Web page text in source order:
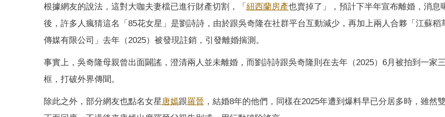
根據網友的說法，這對大咖夫妻檔已進行財產切割，「 紐西蘭房產也賣掉了」，預計下半年宣布離婚，消息
後，許多人瘋猜這名「85花女星」是劉詩詩，由於跟吳奇隆在社群平台互動減少，再加上兩人合夥「江蘇稻
傳媒有限公司」去年（2025）被發現註銷，引發離婚揣測。
事實上，吳奇隆母親曾出面闢謠，澄清兩人並未離婚，而劉詩詩跟吳奇隆則在去年（2025）6月被拍到一家
框，打破外界傳聞。
除此之外，部分網友也點名女星唐嫣跟羅晉 ，結婚8年的他們，同樣在2025年遭到爆料早已分居多時，雖然